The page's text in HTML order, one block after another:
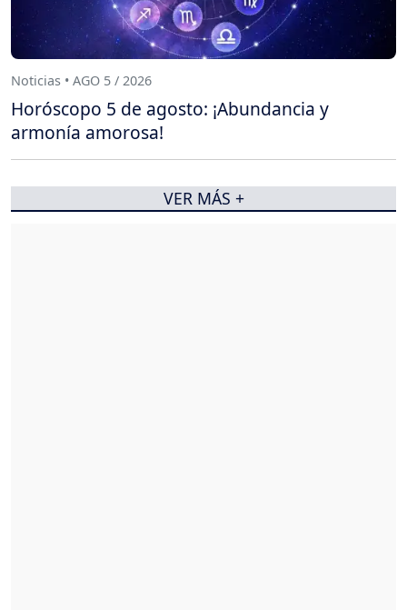
Noticias • AGO 5 / 2026
Horóscopo 5 de agosto: ¡Abundancia y
armonía amorosa!
VER MÁS +